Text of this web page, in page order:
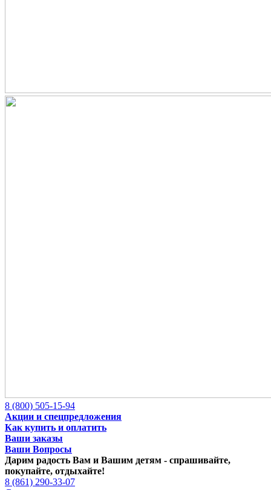
8 (800) 505-15-94
Акции и спецпредложения
Как купить и оплатить
Ваши заказы
Ваши Вопросы
Дарим радость Вам и Вашим детям - спрашивайте,
покупайте, отдыхайте!
8 (861) 290-33-07